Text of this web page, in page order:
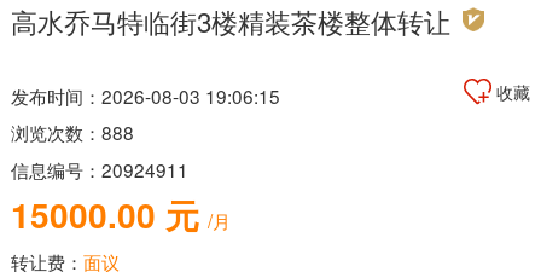
高水乔马特临街3楼精装茶楼整体转让
收藏
发布时间：2026-08-03 19:06:15
浏览次数：888
信息编号：20924911
15000.00 元 /月
转让费： 面议